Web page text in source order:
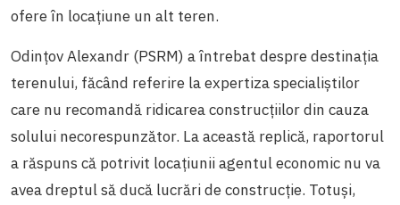
ofere în locațiune un alt teren.
Odințov Alexandr (PSRM) a întrebat despre destinația
terenului, făcând referire la expertiza specialiștilor
care nu recomandă ridicarea construcțiilor din cauza
solului necorespunzător. La această replică, raportorul
a răspuns că potrivit locațiunii agentul economic nu va
avea dreptul să ducă lucrări de construcție. Totuși,